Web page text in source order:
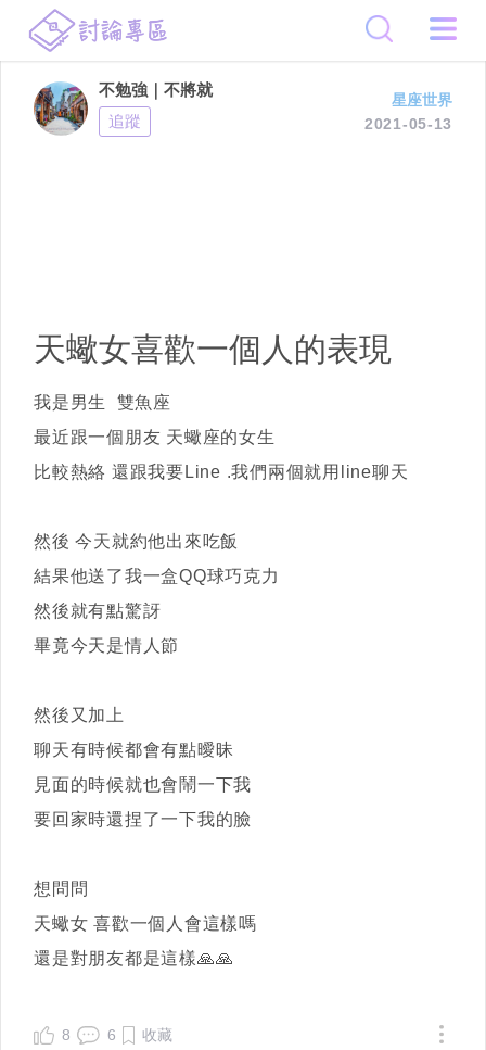
不勉強｜不將就
追蹤
星座世界
2021-05-13
天蠍女喜歡一個人的表現
我是男生 雙魚座
最近跟一個朋友 天蠍座的女生
比較熱絡 還跟我要Line .我們兩個就用line聊天
然後 今天就約他出來吃飯
結果他送了我一盒QQ球巧克力
然後就有點驚訝
畢竟今天是情人節
然後又加上
聊天有時候都會有點曖昧
見面的時候就也會鬧一下我
要回家時還捏了一下我的臉
想問問
天蠍女 喜歡一個人會這樣嗎
還是對朋友都是這樣🙏🙏
8 6 收藏